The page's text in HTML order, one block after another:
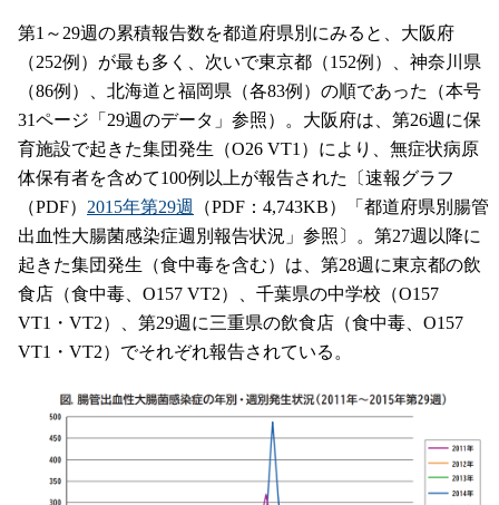
第1～29週の累積報告数を都道府県別にみると、大阪府
（252例）が最も多く、次いで東京都（152例）、神奈川県
（86例）、北海道と福岡県（各83例）の順であった（本号
31ページ「29週のデータ」参照）。大阪府は、第26週に保
育施設で起きた集団発生（O26 VT1）により、無症状病原
体保有者を含めて100例以上が報告された〔速報グラフ
（PDF） 2015年第29週
（PDF：4,743KB）「都道府県別腸管
出血性大腸菌感染症週別報告状況」参照〕。第27週以降に
起きた集団発生（食中毒を含む）は、第28週に東京都の飲
食店（食中毒、O157 VT2）、千葉県の中学校（O157
VT1・VT2）、第29週に三重県の飲食店（食中毒、O157
VT1・VT2）でそれぞれ報告されている。